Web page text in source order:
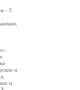
- 3
и
и